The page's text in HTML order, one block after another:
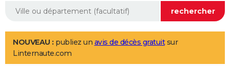
Aménagement intérieur
LIFESTYLE
Art de vivre
Bien-être
Loisirs
Mode
Modes de vie
NOUVEAU : publiez un avis de décès gratuitsur
Linternaute.com